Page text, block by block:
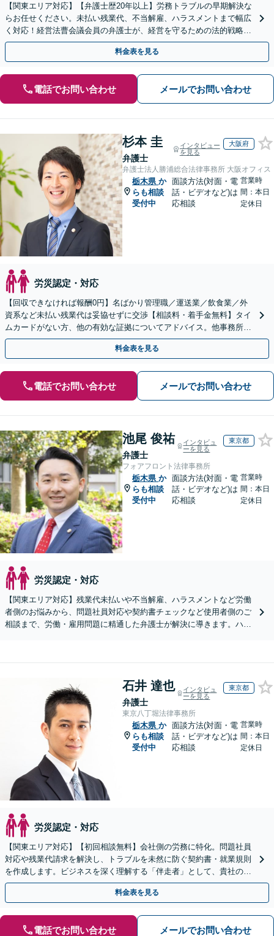
【関東エリア対応】【弁護士歴20年以上】労務トラブルの早期解決な
らお任せください。未払い残業代、不当解雇、ハラスメントまで幅広
く対応！経営法曹会議会員の弁護士が、経営を守るための法的戦略を
提案します【夜間や休日相談も対応可能】
料金表を見る
電話でお問い合わせ メールでお問い合わせ
杉本 圭
弁護士
インタビュー
を見る
大阪府
弁護士法人勝浦総合法律事務所 大阪オフィス
栃木県 か
らも相談
受付中
面談方法(対面・電
話・ビデオなど)は
応相談
営業時
間：本日
定休日
労災認定・対応
【回収できなければ報酬0円】名ばかり管理職／運送業／飲食業／外
資系など未払い残業代は妥協せずに交渉【相談料・着手金無料】タイ
ムカードがない方、他の有効な証拠についてアドバイス。他事務所で
断られた方もご相談ください。あなたの権利を守ります！
料金表を見る
電話でお問い合わせ メールでお問い合わせ
池尾 俊祐
弁護士
インタビュ
ーを見る
東京都
フォアフロント法律事務所
栃木県 か
らも相談
受付中
面談方法(対面・電
話・ビデオなど)は
応相談
営業時
間：本日
定休日
労災認定・対応
【関東エリア対応】残業代未払いや不当解雇、ハラスメントなど労働
者側のお悩みから、問題社員対応や契約書チェックなど使用者側のご
相談まで、労働・雇用問題に精通した弁護士が解決に導きます。ハラ
石井 達也
弁護士
インタビュ
ーを見る
東京都
東京八丁堀法律事務所
栃木県 か
らも相談
受付中
面談方法(対面・電
話・ビデオなど)は
応相談
営業時
間：本日
定休日
労災認定・対応
【関東エリア対応】【初回相談無料】会社側の労務に特化。問題社員
対応や残業代請求を解決し、トラブルを未然に防ぐ契約書・就業規則
を作成します。ビジネスを深く理解する「伴走者」として、貴社の利
益と今後の事業成長を守り抜きます。
料金表を見る
電話でお問い合わせ メールでお問い合わせ